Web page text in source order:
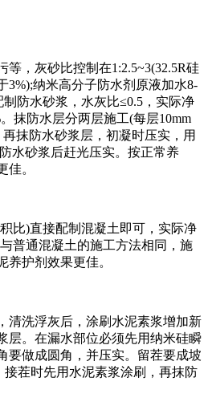
等，灰砂比控制在1:2.5~3(32.5R硅
3%);纳米高分子防水剂原液加水8-
防水砂浆，水灰比≤0.5，实际净
抹防水层分两层施工(每层10mm
抹防水砂浆层，初凝时压实，用
水砂浆后赶光压实。按正常养
佳。
比)直接配制混凝土即可，实际净
普通混凝土的施工方法相同，施
养护剂效果更佳。
清洗浮灰后，涂刷水泥素浆增加新
层。在漏水部位必须先用纳米硅瞬
要做成圆角，并压实。留茬要成坡
接茬时先用水泥素浆涂刷，再抹防